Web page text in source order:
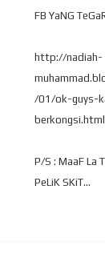
FB YaNG
http://nadiah-
/01/ok-guys-
berkongsi.html
P/S : MaaF La
PeLiK SKiT...